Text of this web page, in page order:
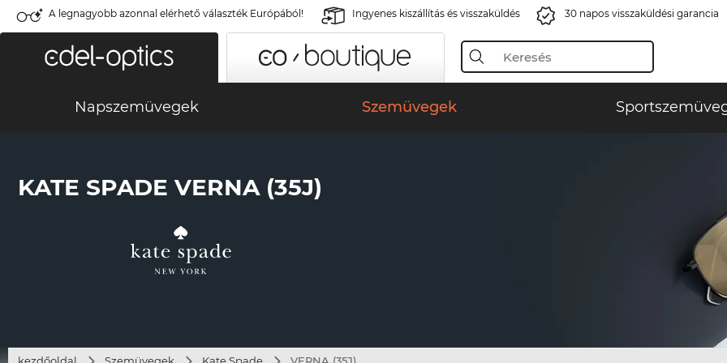
A legnagyobb azonnal elérhető választék Európából! Ingyenes kiszállítás és visszaküldés 30 napos visszaküldési garancia
Napszemüvegek Szemüvegek
KATE SPADE VERNA (35J)